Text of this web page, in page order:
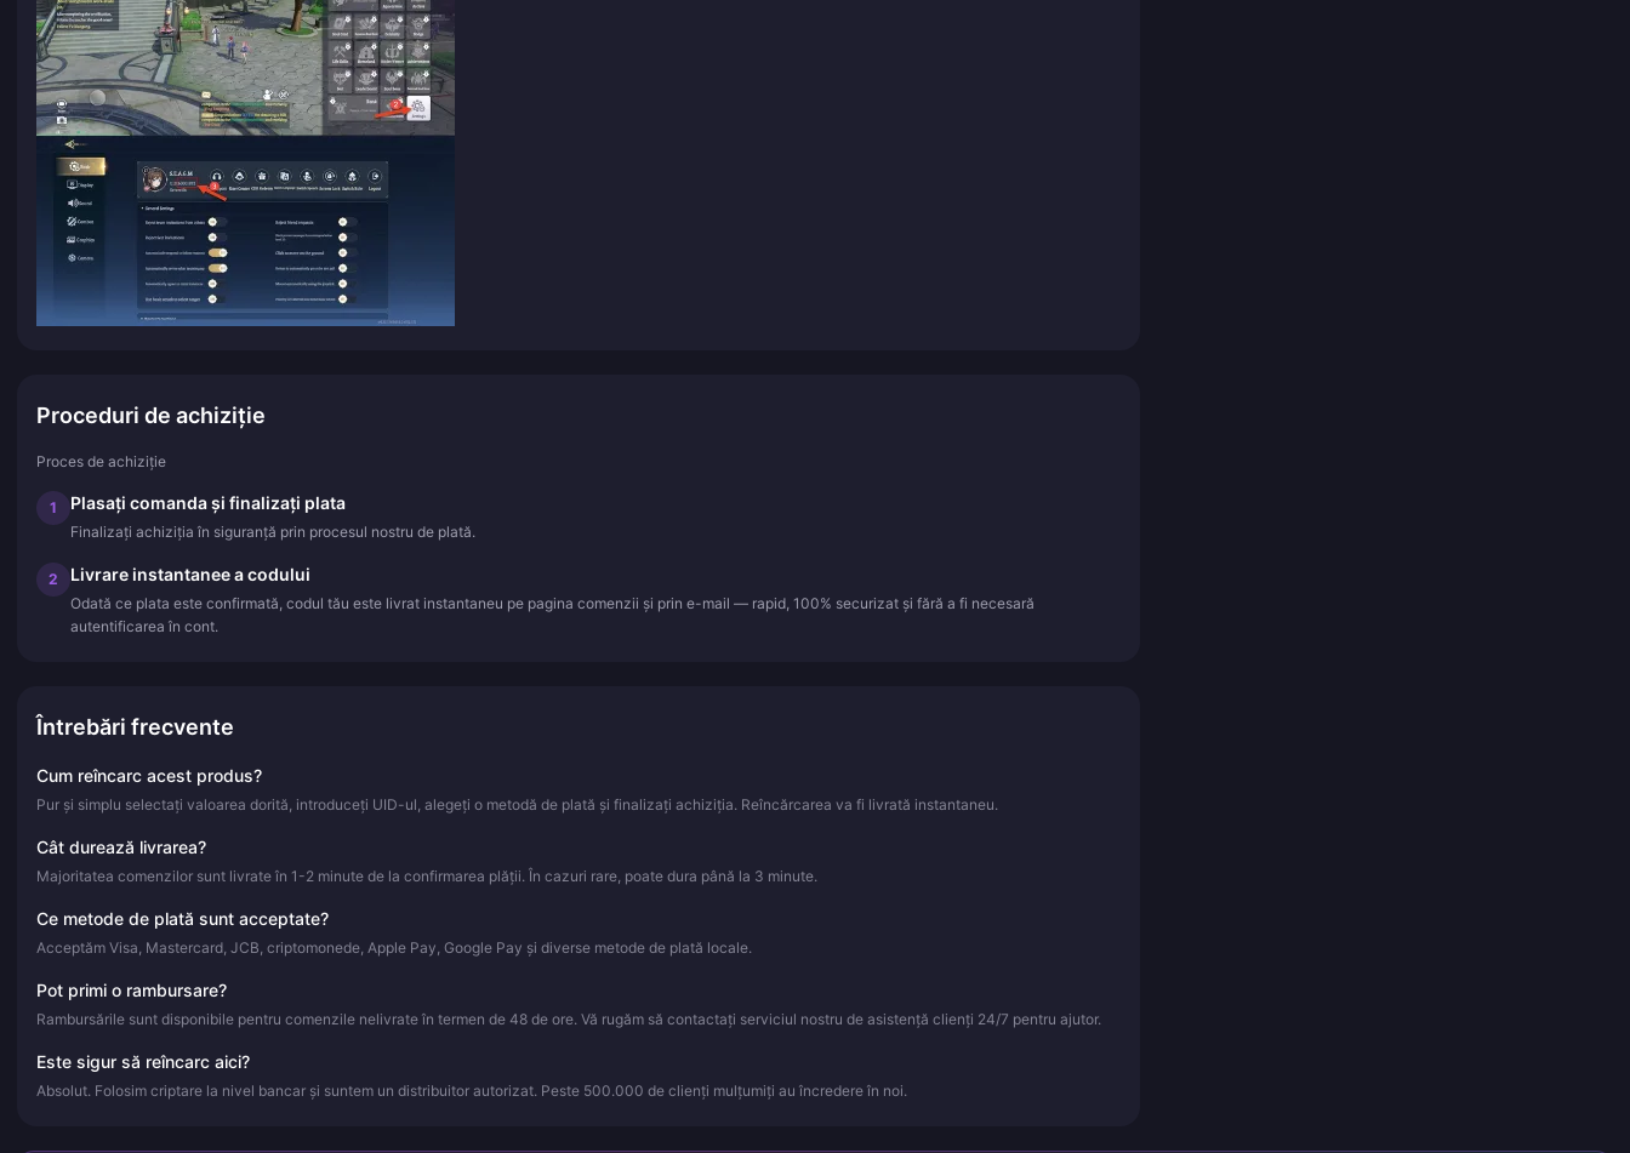
Proceduri de achiziție
Proces de achiziție
1 Plasați comanda și finalizați plata
Finalizați achiziția în siguranță prin procesul nostru de plată.
2 Livrare instantanee a codului
Odată ce plata este confirmată, codul tău este livrat instantaneu pe pagina comenzii și prin e-mail — rapid, 100% securizat și fără a fi necesară
autentificarea în cont.
Întrebări frecvente
Cum reîncarc acest produs?
Pur și simplu selectați valoarea dorită, introduceți UID-ul, alegeți o metodă de plată și finalizați achiziția. Reîncărcarea va fi livrată instantaneu.
Cât durează livrarea?
Majoritatea comenzilor sunt livrate în 1-2 minute de la confirmarea plății. În cazuri rare, poate dura până la 3 minute.
Ce metode de plată sunt acceptate?
Acceptăm Visa, Mastercard, JCB, criptomonede, Apple Pay, Google Pay și diverse metode de plată locale.
Pot primi o rambursare?
Rambursările sunt disponibile pentru comenzile nelivrate în termen de 48 de ore. Vă rugăm să contactați serviciul nostru de asistență clienți 24/7 pentru ajutor.
Este sigur să reîncarc aici?
Absolut. Folosim criptare la nivel bancar și suntem un distribuitor autorizat. Peste 500.000 de clienți mulțumiți au încredere în noi.